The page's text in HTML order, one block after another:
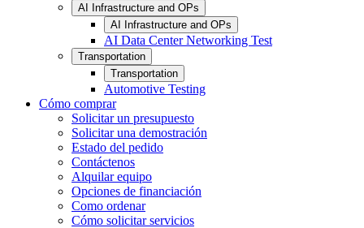
AI Infrastructure and OPs
AI Infrastructure and OPs
AI Data Center Networking Test
Transportation
Transportation
Automotive Testing
Cómo comprar
Solicitar un presupuesto
Solicitar una demostración
Estado del pedido
Contáctenos
Alquilar equipo
Opciones de financiación
Como ordenar
Cómo solicitar servicios